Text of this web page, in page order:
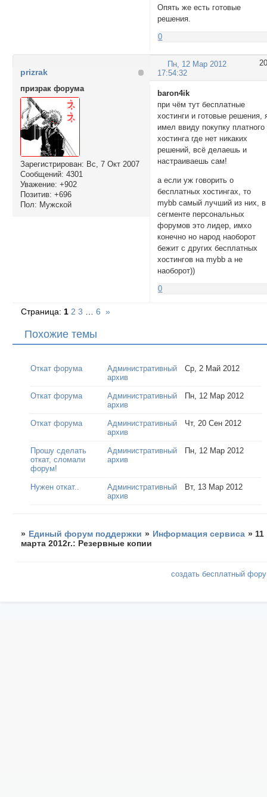
Опять же есть готовые
решения.
0
20
Пн, 12 Мар 2012
17:54:32
prizrak
призрак форума
Зарегистрирован: Вс, 7 Окт 2007
Сообщений: 4301
Уважение: +902
Позитив: +696
Пол: Мужской
baron4ik
при чём тут бесплатные
хостинги и готовые решения,
имел ввиду покупку платного
хостинга где нет никаких
решений, всё делаешь и
настраиваешь сам!
а если уж говорить о
бесплатных хостингах, то
mybb самый лучший из них, в
сегменте персональных
форумов это лидер, имхо
конечно но народ наоборот
бежит с других бесплатных
хостингов на mybb а не
наоборот))
0
Страница: 1 2 3 6 »
Похожие темы
Откат форума
Административный
архив
Ср, 2 Май 2012
Откат форума
Административный
архив
Пн, 12 Мар 2012
Откат форума
Административный
архив
Чт, 20 Сен 2012
Прошу сделать
откат, сломали
форум!
Административный
архив
Пн, 12 Мар 2012
Нужен откат..
Административный
архив
Вт, 13 Мар 2012
» Единый форум поддержки » Информация сервиса »11
марта 2012г.: Резервные копии
создать бесплатный